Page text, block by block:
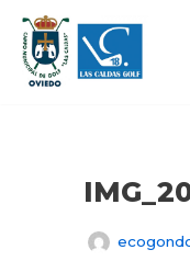
Saltar
al